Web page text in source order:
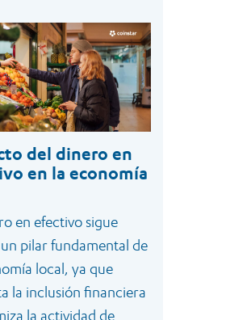
del dinero en
en la economía
en efectivo sigue
pilar fundamental de
local, ya que
la inclusión financiera
la actividad de